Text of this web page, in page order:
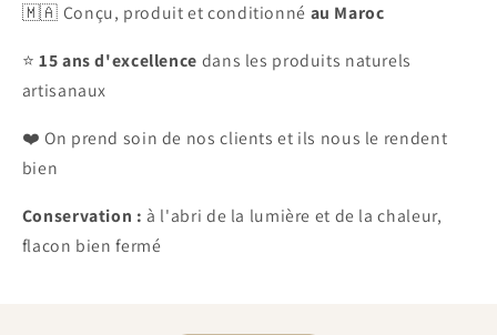
🇲🇦 Conçu, produit et conditionné au Maroc
⭐15 ans d'excellence dans les produits naturels
artisanaux
❤️ On prend soin de nos clients et ils nous le rendent
bien
Conservation : à l'abri de la lumière et de la chaleur,
flacon bien fermé